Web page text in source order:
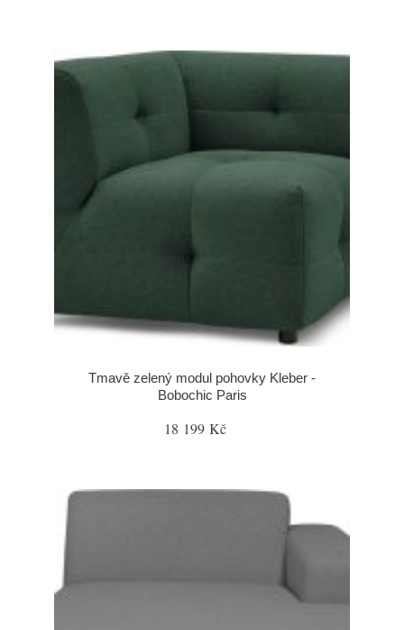
Tmavě zelený modul pohovky Kleber -
Bobochic Paris
18 199 Kč